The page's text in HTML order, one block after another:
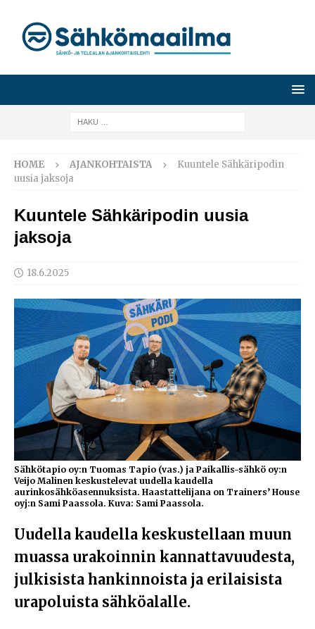
HOME AJANKOHTAISTA
Kuuntele Sähkäripodin
uusia jaksoja
Kuuntele Sähkäripodin uusia
jaksoja
18.6.2025
Sähkötapio oy:n Tuomas Tapio (vas.) ja Paikallis-sähkö oy:n
Veijo Malinen keskustelevat uudella kaudella
aurinkosähköasennuksista. Haastattelijana on Trainers’ House
oyj:n Sami Paassola. Kuva: Sami Paassola.
Uudella kaudella keskustellaan muun
muassa urakoinnin kannattavuudesta,
julkisista hankinnoista ja erilaisista
urapoluista sähköalalle.